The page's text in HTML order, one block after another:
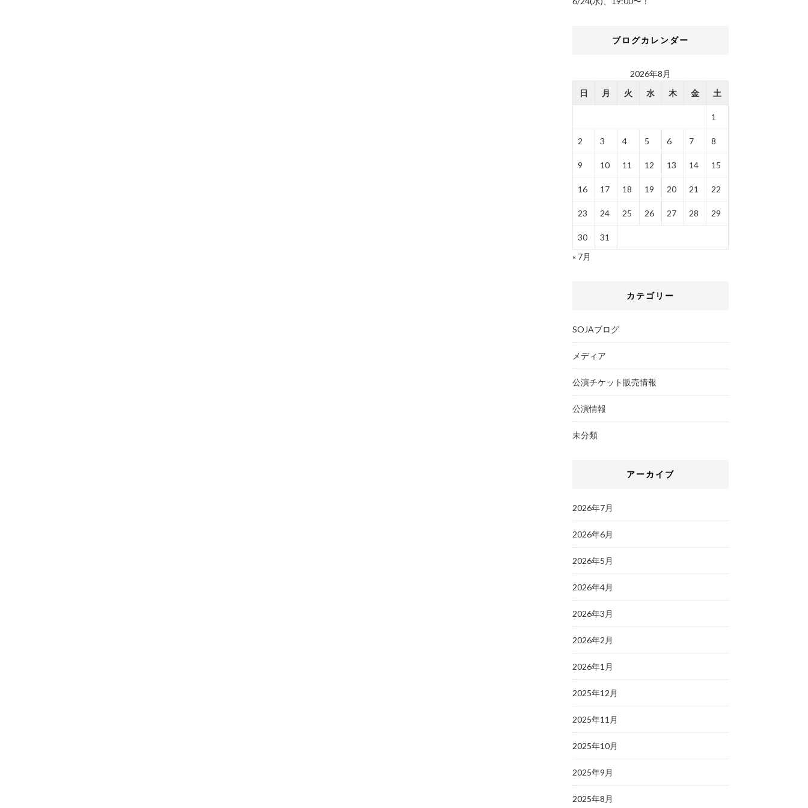
ブログカレンダー
2026年8月
日
月 火 水 木 金 土
1
2 3 4 5 6 7 8
9 10 11 12 13 14 15
16 17 18 19 20 21 22
23 24 25 26 27 28 29
30
31
« 7月
カテゴリー
SOJAブログ
メディア
公演チケット販売情報
公演情報
未分類
アーカイブ
2026年7月
2026年6月
2026年5月
2026年4月
2026年3月
2026年2月
2026年1月
2025年12月
2025年11月
2025年10月
2025年9月
2025年8月